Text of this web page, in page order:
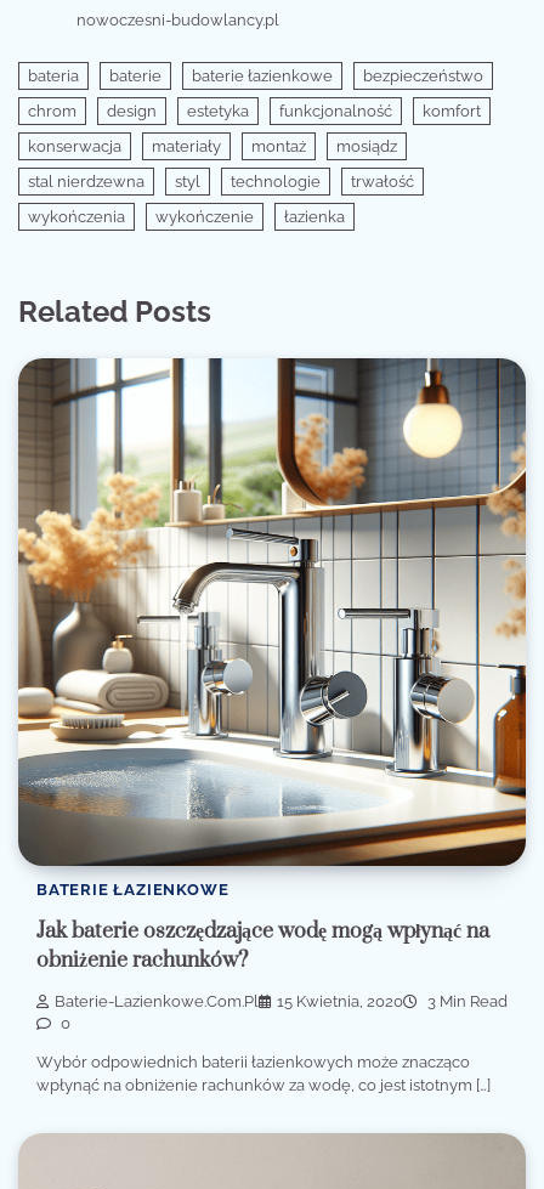
nowoczesni-budowlancy.pl
bateria baterie baterie łazienkowe
bezpieczeństwo
chrom
design estetyka funkcjonalność
komfort
konserwacja
materiały montaż
mosiądz
stal nierdzewna
styl technologie
trwałość
wykończenia
wykończenie łazienka
Related Posts
BATERIE ŁAZIENKOWE
Jak baterie oszczędzające wodę mogą wpłynąć na
obniżenie rachunków?
Baterie-Lazienkowe.com.pl 15 Kwietnia, 2020
3 Min Read
0
Wybór odpowiednich baterii łazienkowych może znacząco
wpłynąć na obniżenie rachunków za wodę, co jest istotnym […]